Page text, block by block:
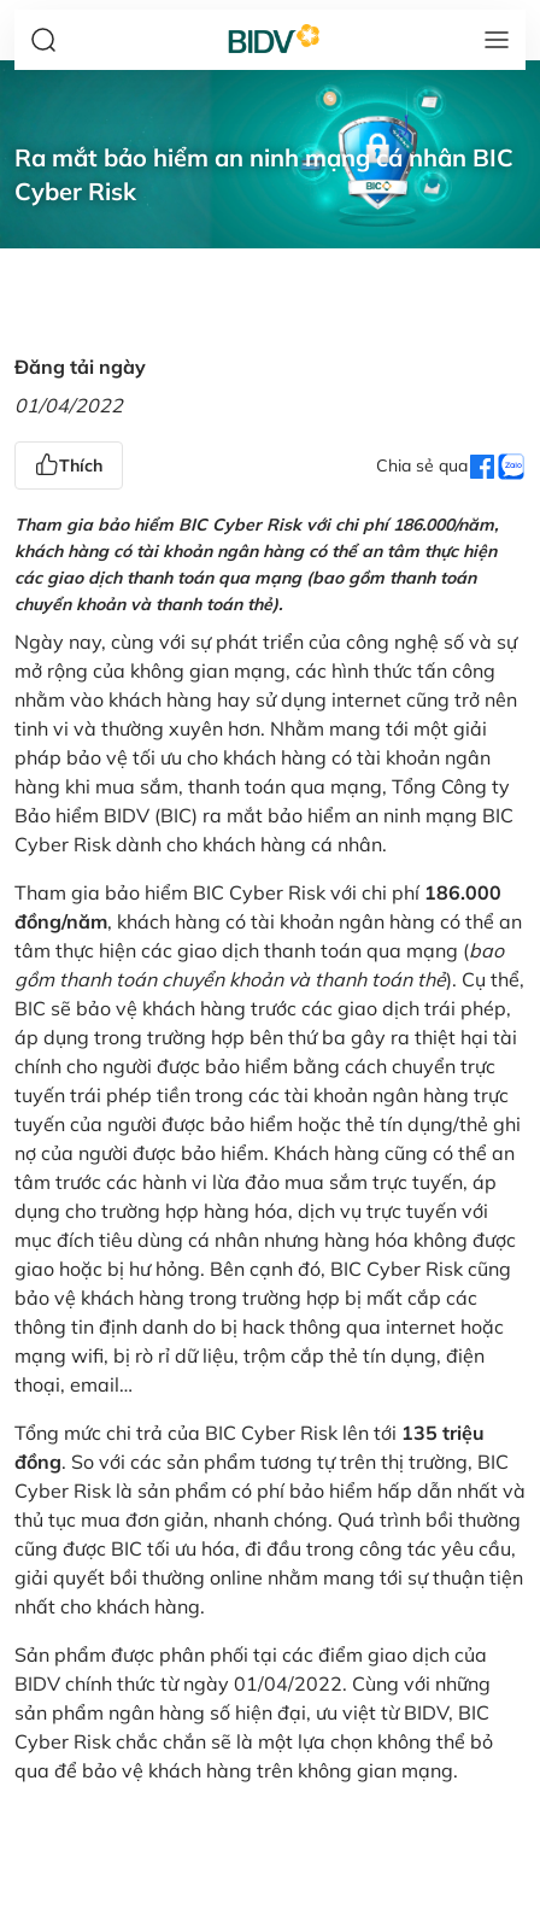
Ra mắt bảo hiểm an ninh mạng cá nhân BIC
Cyber Risk
Đăng tải ngày
01/04/2022
Thích Chia sẻ qua
Tham gia bảo hiểm BIC Cyber Risk với chi phí 186.000/năm,
khách hàng có tài khoản ngân hàng có thể an tâm thực hiện
các giao dịch thanh toán qua mạng (bao gồm thanh toán
chuyển khoản và thanh toán thẻ).
Ngày nay, cùng với sự phát triển của công nghệ số và sự
mở rộng của không gian mạng, các hình thức tấn công
nhằm vào khách hàng hay sử dụng internet cũng trở nên
tinh vi và thường xuyên hơn. Nhằm mang tới một giải
pháp bảo vệ tối ưu cho khách hàng có tài khoản ngân
hàng khi mua sắm, thanh toán qua mạng, Tổng Công ty
Bảo hiểm BIDV (BIC) ra mắt bảo hiểm an ninh mạng BIC
Cyber Risk dành cho khách hàng cá nhân.
Tham gia bảo hiểm BIC Cyber Risk với chi phí 186.000
đồng/năm, khách hàng có tài khoản ngân hàng có thể an
tâm thực hiện các giao dịch thanh toán qua mạng (bao
gồm thanh toán chuyển khoản và thanh toán thẻ). Cụ thể,
BIC sẽ bảo vệ khách hàng trước các giao dịch trái phép,
áp dụng trong trường hợp bên thứ ba gây ra thiệt hại tài
chính cho người được bảo hiểm bằng cách chuyển trực
tuyến trái phép tiền trong các tài khoản ngân hàng trực
tuyến của người được bảo hiểm hoặc thẻ tín dụng/thẻ ghi
nợ của người được bảo hiểm. Khách hàng cũng có thể an
tâm trước các hành vi lừa đảo mua sắm trực tuyến, áp
dụng cho trường hợp hàng hóa, dịch vụ trực tuyến với
mục đích tiêu dùng cá nhân nhưng hàng hóa không được
giao hoặc bị hư hỏng. Bên cạnh đó, BIC Cyber Risk cũng
bảo vệ khách hàng trong trường hợp bị mất cắp các
thông tin định danh do bị hack thông qua internet hoặc
mạng wifi, bị rò rỉ dữ liệu, trộm cắp thẻ tín dụng, điện
thoại, email…
Tổng mức chi trả của BIC Cyber Risk lên tới 135 triệu
đồng. So với các sản phẩm tương tự trên thị trường, BIC
Cyber Risk là sản phẩm có phí bảo hiểm hấp dẫn nhất và
thủ tục mua đơn giản, nhanh chóng. Quá trình bồi thường
cũng được BIC tối ưu hóa, đi đầu trong công tác yêu cầu,
giải quyết bồi thường online nhằm mang tới sự thuận tiện
nhất cho khách hàng.
Sản phẩm được phân phối tại các điểm giao dịch của
BIDV chính thức từ ngày 01/04/2022. Cùng với những
sản phẩm ngân hàng số hiện đại, ưu việt từ BIDV, BIC
Cyber Risk chắc chắn sẽ là một lựa chọn không thể bỏ
qua để bảo vệ khách hàng trên không gian mạng.